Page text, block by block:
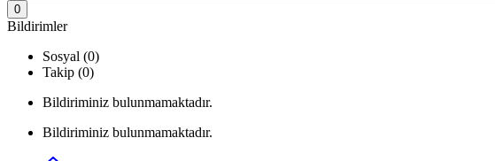
0
Bildirimler
Sosyal (0)
Takip (0)
Bildiriminiz bulunmamaktadır.
Bildiriminiz bulunmamaktadır.